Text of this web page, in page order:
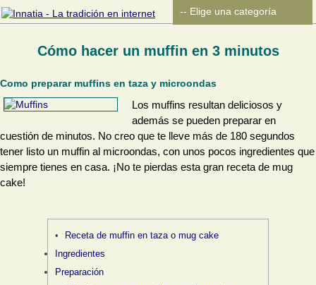
Cómo hacer un muffin en 3 minutos
Como preparar muffins en taza y microondas
Los muffins resultan deliciosos y
además se pueden preparar en
cuestión de minutos. No creo que te lleve más de 180 segundos
tener listo un muffin al microondas, con unos pocos ingredientes que
siempre tienes en casa. ¡No te pierdas esta gran receta de mug
cake!
Receta de muffin en taza o mug cake
Ingredientes
Preparación